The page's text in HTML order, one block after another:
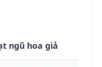
ngũ hoa giả